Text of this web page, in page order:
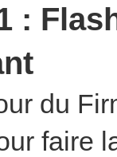
:
du
faire